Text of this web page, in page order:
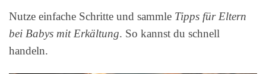
Nutze einfache Schritte und sammle Tipps für Eltern
bei Babys mit Erkältung. So kannst du schnell
handeln.